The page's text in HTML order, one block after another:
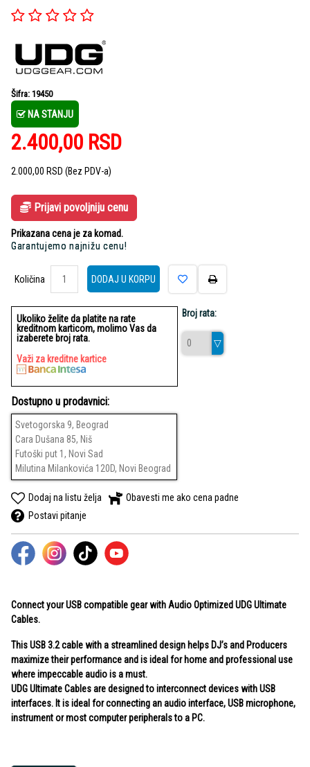
Šifra: 19450
NA STANJU
2.400,00 RSD
2.000,00 RSD (Bez PDV-a)
Prijavi povoljniju cenu
Prikazana cena je za komad.
Garantujemo najnižu cenu!
Količina
Količina
DODAJ U KORPU
Ukoliko želite da platite na rate
kreditnom karticom, molimo Vas da
izaberete broj rata.
Važi za kreditne kartice
Broj rata:
Dostupno u prodavnici:
Svetogorska 9, Beograd
Cara Dušana 85, Niš
Futoški put 1, Novi Sad
Milutina Milankovića 120D, Novi Beograd
Dodaj na listu želja
Obavesti me ako cena padne
Postavi pitanje
Connect your USB compatible gear with Audio Optimized UDG Ultimate
Cables.
This USB 3.2 cable with a streamlined design helps DJ’s and Producers
maximize their performance and is ideal for home and professional use
where impeccable audio is a must.
UDG Ultimate Cables are designed to interconnect devices with USB
interfaces. It is ideal for connecting an audio interface, USB microphone,
instrument or most computer peripherals to a PC.